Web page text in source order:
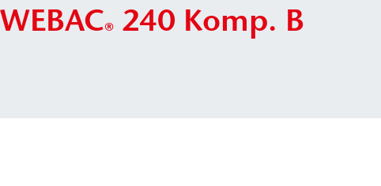
WEBAC® 240 Komp. B